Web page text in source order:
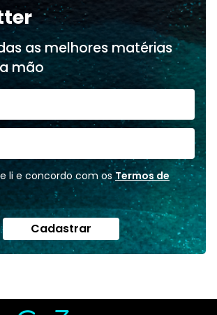
as melhores matérias
mão
li e concordo com os Termos de
Cadastrar